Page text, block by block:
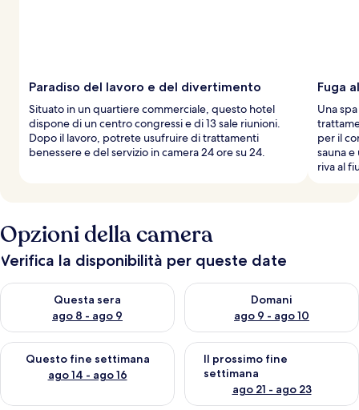
Paradiso del lavoro e del divertimento
Situato in un quartiere commerciale, questo hotel
dispone di un centro congressi e di 13 sale riunioni.
Dopo il lavoro, potrete usufruire di trattamenti
benessere e del servizio in camera 24 ore su 24.
Fuga
Una
per il
sauna
riva al
Opzioni della camera
Verifica la disponibilità per queste date
Questa sera
ago 8 - ago 9
Verifica la disponibilità per questa sera, ago 8 - ago 9
Domani
ago 9 - ago 10
Verifica la disponibilità per
Questo fine settimana
ago 14 - ago 16
Verifica la disponibilità per questo fine settimana, ago 14 -
Il prossimo fine
settimana
ago 21 - ago 23
Verifica la disponibilità per il